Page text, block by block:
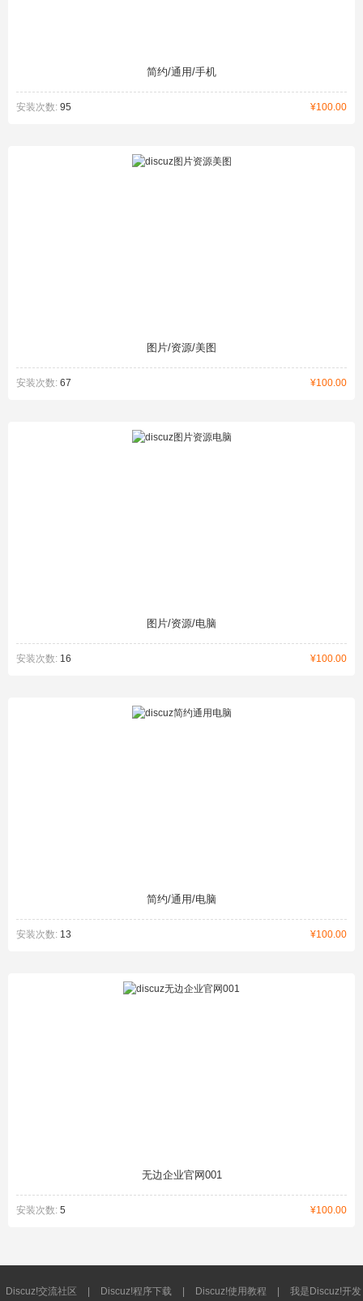
简约/通用/手机
¥100.00
安装次数: 95
图片/资源/美图
¥100.00
安装次数: 67
图片/资源/电脑
¥100.00
安装次数: 16
简约/通用/电脑
¥100.00
安装次数: 13
无边企业官网001
¥100.00
安装次数: 5
Discuz!交流社区 Discuz!程序下载 Discuz!使用教程 我是Discuz!开发